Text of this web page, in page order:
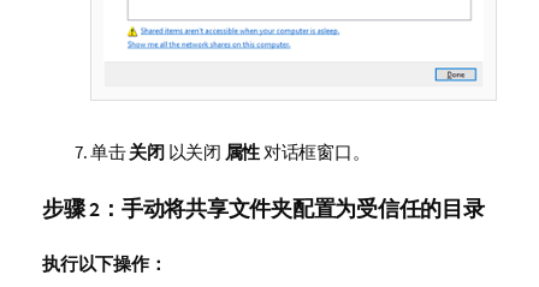
单击关闭以关闭 属性对话框窗口。
步骤 2：手动将共享文件夹配置为受信任的目录
执行以下操作：